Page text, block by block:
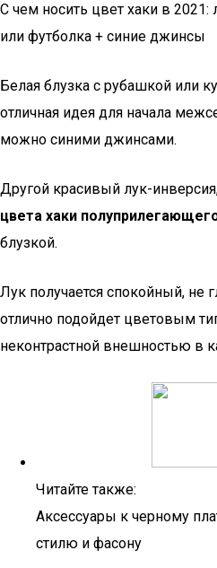
С чем носить цвет хаки в 2021:
или футболка + синие джинсы
Белая блузка с рубашкой или
отличная идея для начала
можно синими джинсами.
Другой красивый лук-
цвета хаки
блузкой.
Лук получается спокойный, не
отлично подойдет цветовым
неконтрастной внешностью в
Читайте также:
Аксессуары к черному
стилю и фасону